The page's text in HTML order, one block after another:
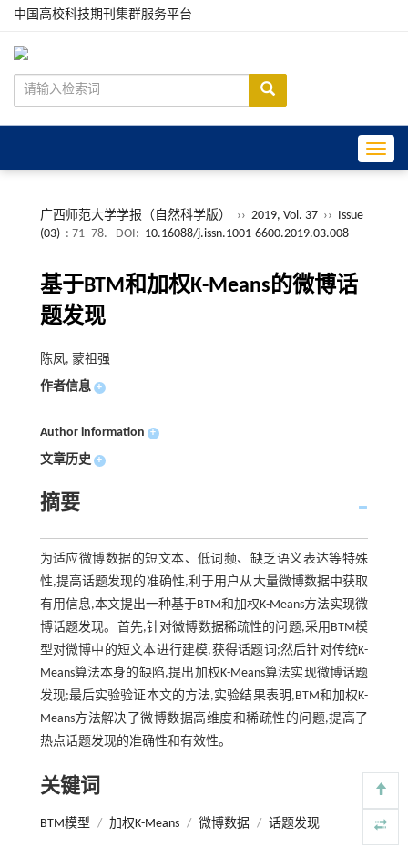
中国高校科技期刊集群服务平台
广西师范大学学报（自然科学版） ›› 2019, Vol. 37 ›› Issue
(03) : 71 -78. DOI: 10.16088/j.issn.1001-6600.2019.03.008
基于BTM和加权K-Means的微博话
题发现
陈凤, 蒙祖强
作者信息 +
Author information +
文章历史 +
摘要
为适应微博数据的短文本、低词频、缺乏语义表达等特殊
性,提高话题发现的准确性,利于用户从大量微博数据中获取
有用信息,本文提出一种基于BTM和加权K-Means方法实现微
博话题发现。首先,针对微博数据稀疏性的问题,采用BTM模
型对微博中的短文本进行建模,获得话题词;然后针对传统K-
Means算法本身的缺陷,提出加权K-Means算法实现微博话题
发现;最后实验验证本文的方法,实验结果表明,BTM和加权K-
Means方法解决了微博数据高维度和稀疏性的问题,提高了
热点话题发现的准确性和有效性。
关键词
BTM模型 / 加权K-Means / 微博数据 / 话题发现